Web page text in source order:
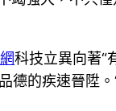
科技立異向著“
德的疾速晉陞。